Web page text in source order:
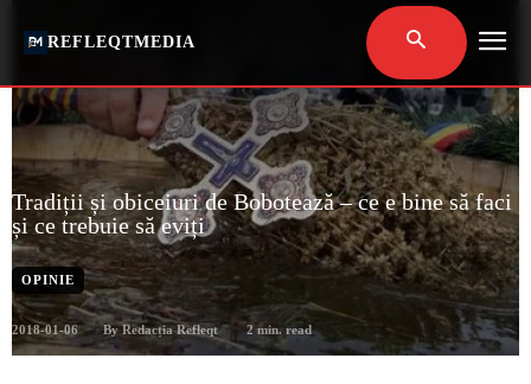
REFLEQTMEDIA
Tradiții și obiceiuri de Bobotează – ce e bine să faci
și ce trebuie să eviți
OPINIE
2018-01-06 By Redacția Refleqt 2min. read